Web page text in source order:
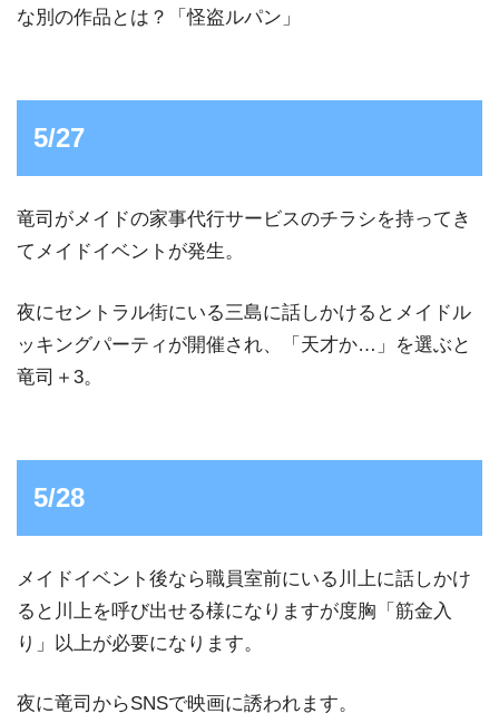
な別の作品とは？「怪盗ルパン」
5/27
竜司がメイドの家事代行サービスのチラシを持ってき
てメイドイベントが発生。
夜にセントラル街にいる三島に話しかけるとメイドル
ッキングパーティが開催され、「天才か…」を選ぶと
竜司＋3。
5/28
メイドイベント後なら職員室前にいる川上に話しかけ
ると川上を呼び出せる様になりますが度胸「筋金入
り」以上が必要になります。
夜に竜司からSNSで映画に誘われます。